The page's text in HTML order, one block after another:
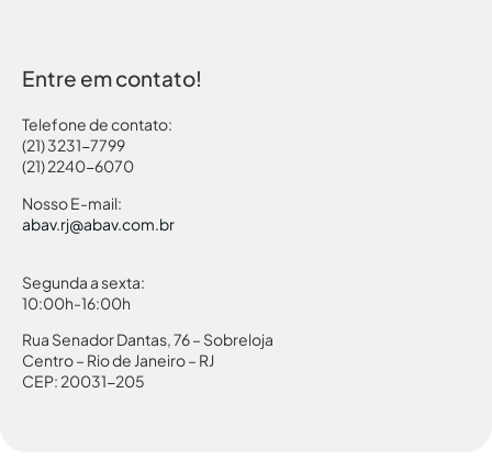
Entre em contato!
Telefone de contato:
(21) 3231-7799
(21) 2240-6070
Nosso E-mail:
abav.rj@abav.com.br
Segunda a sexta:
10:00h-16:00h
Rua Senador Dantas, 76 – Sobreloja
Centro – Rio de Janeiro – RJ
CEP: 20031-205